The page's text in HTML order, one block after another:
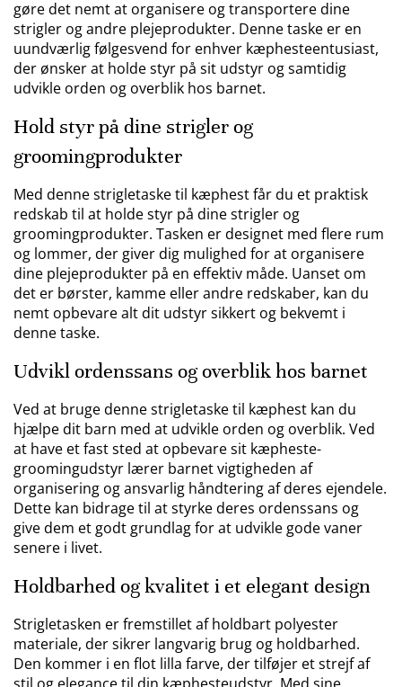
gøre det nemt at organisere og transportere dine
strigler og andre plejeprodukter. Denne taske er en
uundværlig følgesvend for enhver kæphesteentusiast,
der ønsker at holde styr på sit udstyr og samtidig
udvikle orden og overblik hos barnet.
Hold styr på dine strigler og
groomingprodukter
Med denne strigletaske til kæphest får du et praktisk
redskab til at holde styr på dine strigler og
groomingprodukter. Tasken er designet med flere rum
og lommer, der giver dig mulighed for at organisere
dine plejeprodukter på en effektiv måde. Uanset om
det er børster, kamme eller andre redskaber, kan du
nemt opbevare alt dit udstyr sikkert og bekvemt i
denne taske.
Udvikl ordenssans og overblik hos barnet
Ved at bruge denne strigletaske til kæphest kan du
hjælpe dit barn med at udvikle orden og overblik. Ved
at have et fast sted at opbevare sit kæpheste-
groomingudstyr lærer barnet vigtigheden af
organisering og ansvarlig håndtering af deres ejendele.
Dette kan bidrage til at styrke deres ordenssans og
give dem et godt grundlag for at udvikle gode vaner
senere i livet.
Holdbarhed og kvalitet i et elegant design
Strigletasken er fremstillet af holdbart polyester
materiale, der sikrer langvarig brug og holdbarhed.
Den kommer i en flot lilla farve, der tilføjer et strejf af